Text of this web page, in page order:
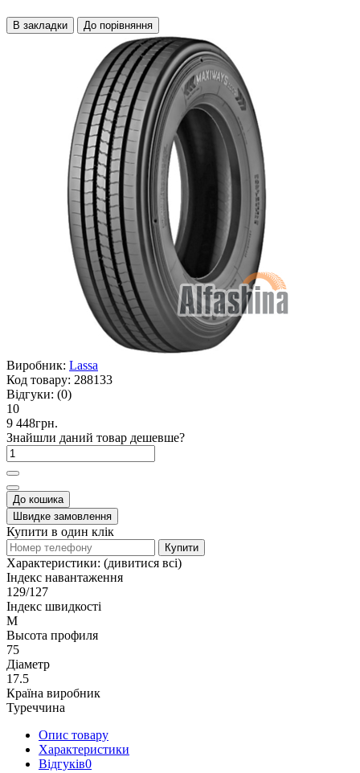
В закладки До порівняння
Виробник: Lassa
Код товару: 288133
Відгуки: (0)
10
9 448грн.
Знайшли даний товар дешевше?
До кошика
Швидке замовлення
Купити в один клік
Купити
Характеристики: (дивитися всі)
Індекс навантаження
129/127
Індекс швидкості
M
Высота профиля
75
Діаметр
17.5
Країна виробник
Туреччина
Опис товару
Характеристики
Відгуків0